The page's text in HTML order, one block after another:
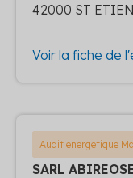
42000 ST
Voir la fiche de
Audit energetique
SARL